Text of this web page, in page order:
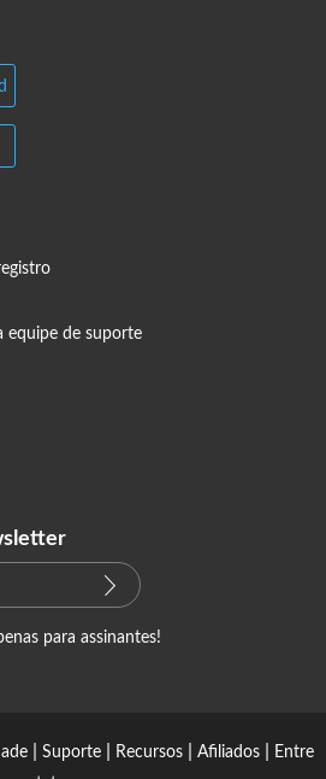
equipe de suporte
para assinantes!
| Suporte| Recursos| Afiliados|
Entre